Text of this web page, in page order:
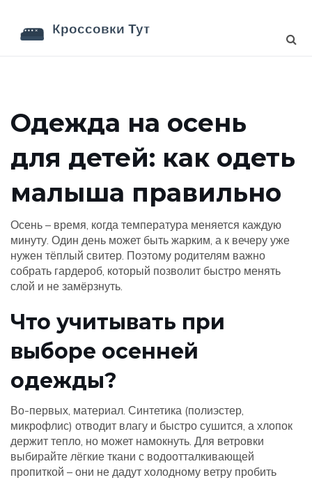
Одежда на осень
для детей: как одеть
малыша правильно
Осень – время, когда температура меняется каждую
минуту. Один день может быть жарким, а к вечеру уже
нужен тёплый свитер. Поэтому родителям важно
собрать гардероб, который позволит быстро менять
слой и не замёрзнуть.
Что учитывать при
выборе осенней
одежды?
Во-первых, материал. Синтетика (полиэстер,
микрофлис) отводит влагу и быстро сушится, а хлопок
держит тепло, но может намокнуть. Для ветровки
выбирайте лёгкие ткани с водоотталкивающей
пропиткой – они не дадут холодному ветру пробить